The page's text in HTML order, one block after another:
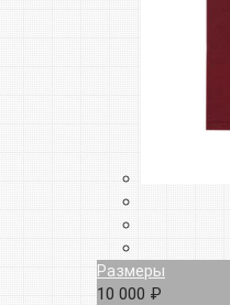
Размеры
10 000 ₽